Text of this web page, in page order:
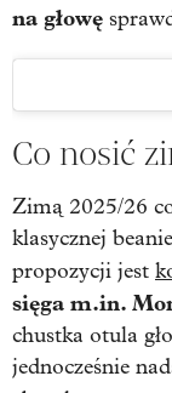
na głowę
Co nosić
Zimą 2025/26
klasycznej
propozycji jest
sięga m.in.
chustka otula
jednocześnie